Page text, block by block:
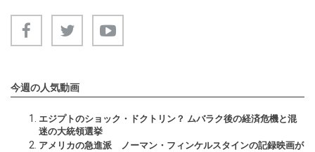
今週の人気動画
エジプトのショック・ドクトリン？ ムバラク後の経済危機と混
迷の大統領選挙
アメリカの急進派 ノーマン・フィンケルスタインの記録映画が